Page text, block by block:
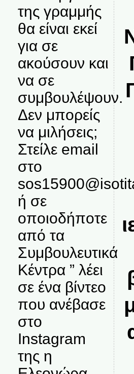
της γραμμής
θα είναι εκεί
για σε
ακούσουν και
να σε
συμβουλέψουν.
Δεν μπορείς
να μιλήσεις;
Στείλε email
στο
ή σε
οποιοδήποτε
από τα
Συμβουλευτικά
Κέντρα ” λέει
σε ένα βίντεο
που ανέβασε
στο
Instagram
της η